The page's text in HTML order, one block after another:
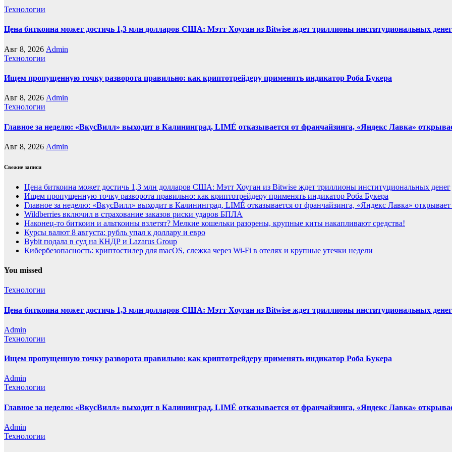
Технологии
Цена биткоина может достичь 1,3 млн долларов США: Мэтт Хоуган из Bitwise ждет триллионы институциональных денег
Авг 8, 2026 Admin
Технологии
Ищем пропущенную точку разворота правильно: как криптотрейдеру применять индикатор Роба Букера
Авг 8, 2026 Admin
Технологии
Главное за неделю: «ВкусВилл» выходит в Калининград, LIMÉ отказывается от франчайзинга, «Яндекс Лавка»
Авг 8, 2026 Admin
Свежие записи
Цена биткоина может достичь 1,3 млн долларов США: Мэтт Хоуган из Bitwise ждет триллионы институциональных денег
Ищем пропущенную точку разворота правильно: как криптотрейдеру применять индикатор Роба Букера
Главное за неделю: «ВкусВилл» выходит в Калининград, LIMÉ отказывается от франчайзинга, «Яндекс Лавка» открывает
Wildberries включил в страхование заказов риски ударов БПЛА
Наконец-то биткоин и альткоины взлетят? Мелкие кошельки разорены, крупные киты накапливают средства!
Курсы валют 8 августа: рубль упал к доллару и евро
Bybit подала в суд на КНДР и Lazarus Group
Кибербезопасность: криптостилер для macOS, слежка через Wi-Fi в отелях и крупные утечки недели
You missed
Технологии
Цена биткоина может достичь 1,3 млн долларов США: Мэтт Хоуган из Bitwise ждет триллионы институциональных денег
Admin
Технологии
Ищем пропущенную точку разворота правильно: как криптотрейдеру применять индикатор Роба Букера
Admin
Технологии
Главное за неделю: «ВкусВилл» выходит в Калининград, LIMÉ отказывается от франчайзинга, «Яндекс Лавка»
Admin
Технологии